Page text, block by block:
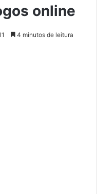
online
4 minutos de leitura